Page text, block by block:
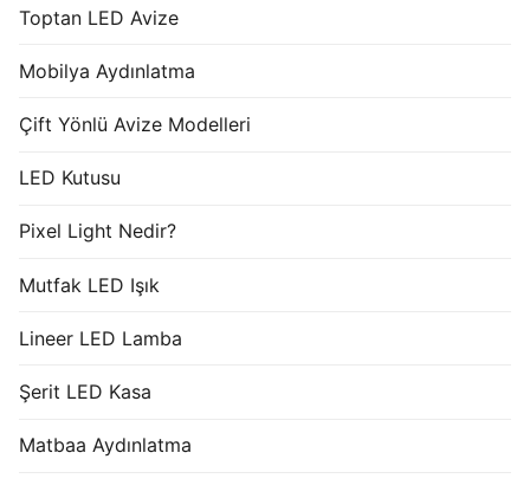
Toptan LED Avize
Mobilya Aydınlatma
Çift Yönlü Avize Modelleri
LED Kutusu
Pixel Light Nedir?
Mutfak LED Işık
Lineer LED Lamba
Şerit LED Kasa
Matbaa Aydınlatma